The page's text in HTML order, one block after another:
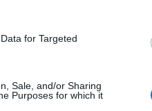
for Targeted
Sale, and/or Sharing
Purposes for which it